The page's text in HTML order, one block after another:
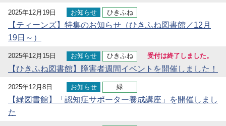
2025年12月19日 お知らせ ひきふね
【ティーンズ】特集のお知らせ（ひきふね図書館／12月
19日～）
2025年12月15日 お知らせ ひきふね 受付は終了しました。
【ひきふね図書館】障害者週間イベントを開催しました！
2025年12月8日 お知らせ 緑
【緑図書館】「認知症サポーター養成講座」を開催しまし
た